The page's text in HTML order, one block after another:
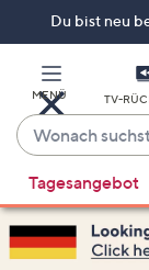
Du bist neu
MENÜ TV-
Wonach
suchst
du
heute?
Vorschläge
verfügbar
sind,
Tagesangebot